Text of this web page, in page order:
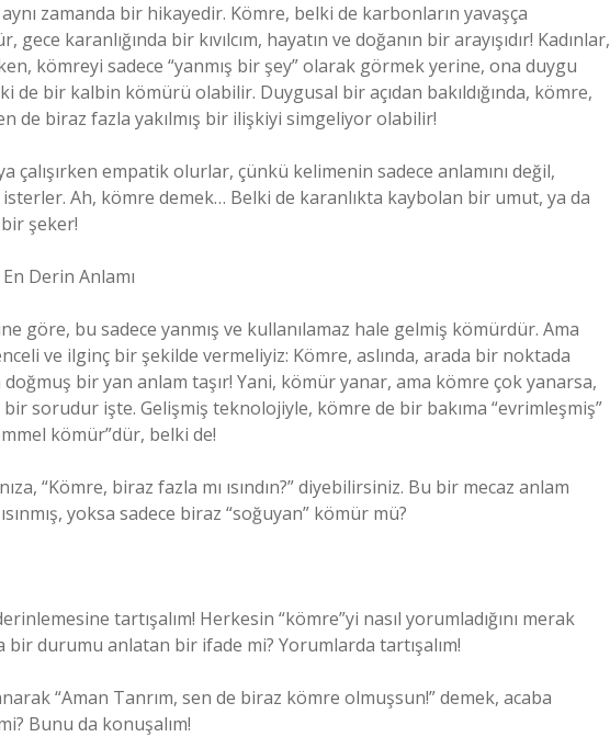
zamanda bir hikayedir. Kömre, belki de karbonların yavaşça
karanlığında bir kıvılcım, hayatın ve doğanın bir arayışıdır! Kadınlar,
kömreyi sadece “yanmış bir şey” olarak görmek yerine, ona duygu
de bir kalbin kömürü olabilir. Duygusal bir açıdan bakıldığında, kömre,
de biraz fazla yakılmış bir ilişkiyi simgeliyor olabilir!
çalışırken empatik olurlar, çünkü kelimenin sadece anlamını değil,
Ah, kömre demek… Belki de karanlıkta kaybolan bir umut, ya da
şeker!
Derin Anlamı
göre, bu sadece yanmış ve kullanılamaz hale gelmiş kömürdür. Ama
ve ilginç bir şekilde vermeliyiz: Kömre, aslında, arada bir noktada
bir yan anlam taşır! Yani, kömür yanar, ama kömre çok yanarsa,
sorudur işte. Gelişmiş teknolojiyle, kömre de bir bakıma “evrimleşmiş”
kömür”dür, belki de!
“Kömre, biraz fazla mı ısındın?” diyebilirsiniz. Bu bir mecaz anlam
yoksa sadece biraz “soğuyan” kömür mü?
tartışalım! Herkesin “kömre”yi nasıl yorumladığını merak
durumu anlatan bir ifade mi? Yorumlarda tartışalım!
“Aman Tanrım, sen de biraz kömre olmuşsun!” demek, acaba
Bunu da konuşalım!